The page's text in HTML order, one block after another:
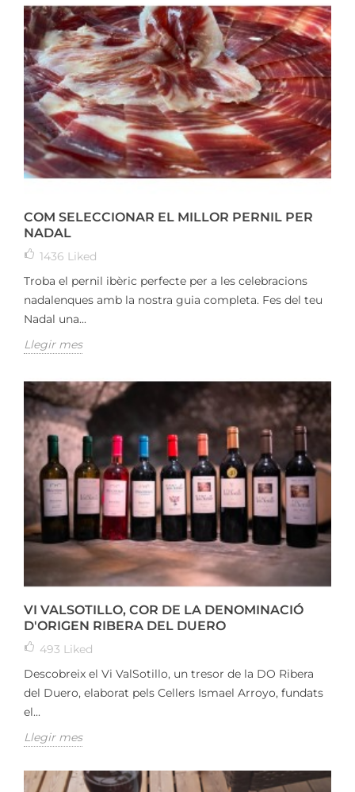
COM SELECCIONAR EL MILLOR PERNIL PER
NADAL
1436 Liked
Troba el pernil ibèric perfecte per a les celebracions
nadalenques amb la nostra guia completa. Fes del teu
Nadal una...
Llegir mes
VI VALSOTILLO, COR DE LA DENOMINACIÓ
D'ORIGEN RIBERA DEL DUERO
493 Liked
Descobreix el Vi ValSotillo, un tresor de la DO Ribera
del Duero, elaborat pels Cellers Ismael Arroyo, fundats
el...
Llegir mes